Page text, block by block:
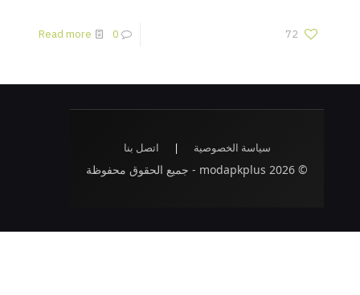
72
0
Read more
سياسة الخصوصية | اتصل بنا
© 2026 modapkplus - جميع الحقوق محفوظة